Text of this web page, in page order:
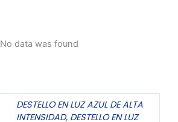
No data was found
DESTELLO EN LUZ AZUL DE ALTA
INTENSIDAD, DESTELLO EN LUZ